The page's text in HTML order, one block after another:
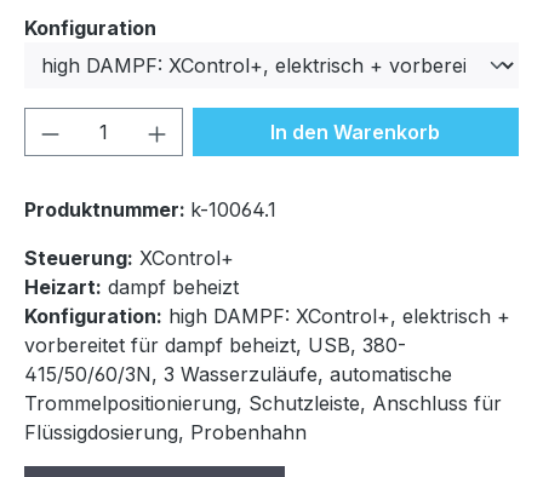
Konfiguration
Produkt Anzahl: Gib denIn den Warenkorb
Produktnummer: k-10064.1
Steuerung: XControl+
Heizart: dampf beheizt
Konfiguration: high DAMPF: XControl+, elektrisch +
vorbereitet für dampf beheizt, USB, 380-
415/50/60/3N, 3 Wasserzuläufe, automatische
Trommelpositionierung, Schutzleiste, Anschluss für
Flüssigdosierung, Probenhahn